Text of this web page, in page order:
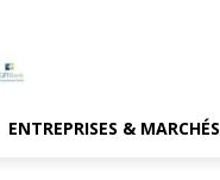
ENTREPRISES & MARCHÉS